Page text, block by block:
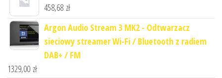
458,68 zł
Argon Audio Stream 3 MK2 - Odtwarzacz
sieciowy streamer Wi-Fi / Bluetooth z radiem
DAB+ / FM
1329,00 zł